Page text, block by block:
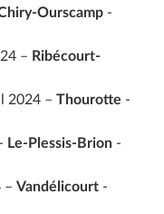
Ourscamp -
– Ribécourt-
2024 – Thourotte -
Le-Plessis-Brion -
– Vandélicourt -